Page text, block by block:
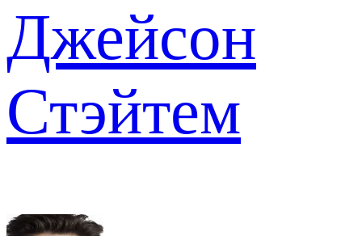
Джейсон
Стэйтем